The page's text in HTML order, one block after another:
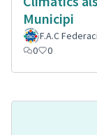
Municipi
F.A.C
0
0